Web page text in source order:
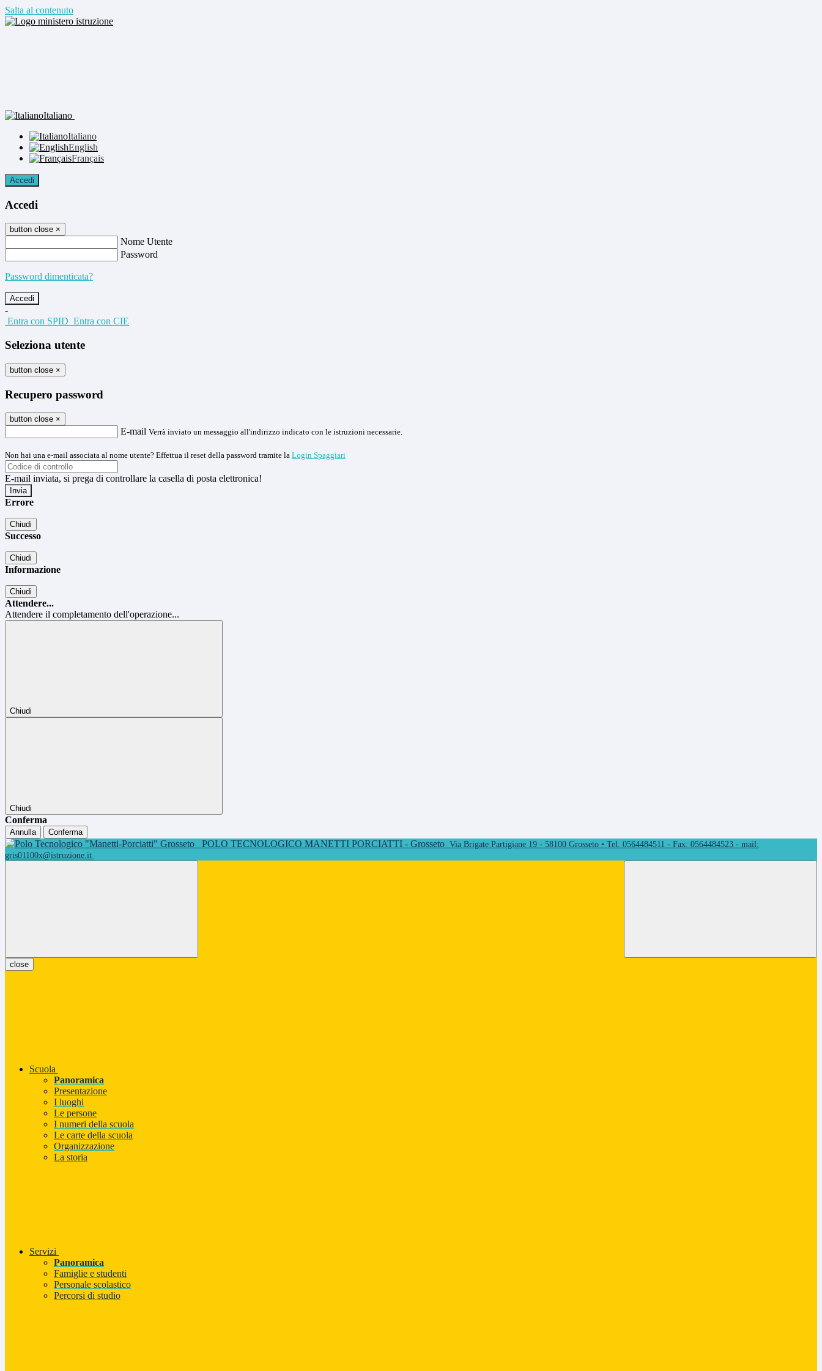
Salta al contenuto
Italiano
Italiano
English
Français
Accedi
Accedi
button close ×
Nome Utente
Password
Password dimenticata?
-
Entra con SPID Entra con CIE
Seleziona utente
button close ×
Recupero password
button close ×
E-mail Verrà inviato un messaggio all'indirizzo indicato con le istruzioni necessarie.
Non hai una e-mail associata al nome utente? Effettua il reset della password tramite la Login Spaggiari
E-mail inviata, si prega di controllare la casella di posta elettronica!
Errore
Chiudi
Successo
Chiudi
Informazione
Chiudi
Attendere...
Attendere il completamento dell'operazione...
Chiudi
Chiudi
Conferma
Annulla Conferma
POLO TECNOLOGICO MANETTI PORCIATTI - Grosseto Via Brigate Partigiane 19 - 58100 Grosseto • Tel. 0564484511 - Fax: 0564484523 - mail:
gris01100x@istruzione.it
close
Scuola
Panoramica
Presentazione
I luoghi
Le persone
I numeri della scuola
Le carte della scuola
Organizzazione
La storia
Servizi
Panoramica
Famiglie e studenti
Personale scolastico
Percorsi di studio